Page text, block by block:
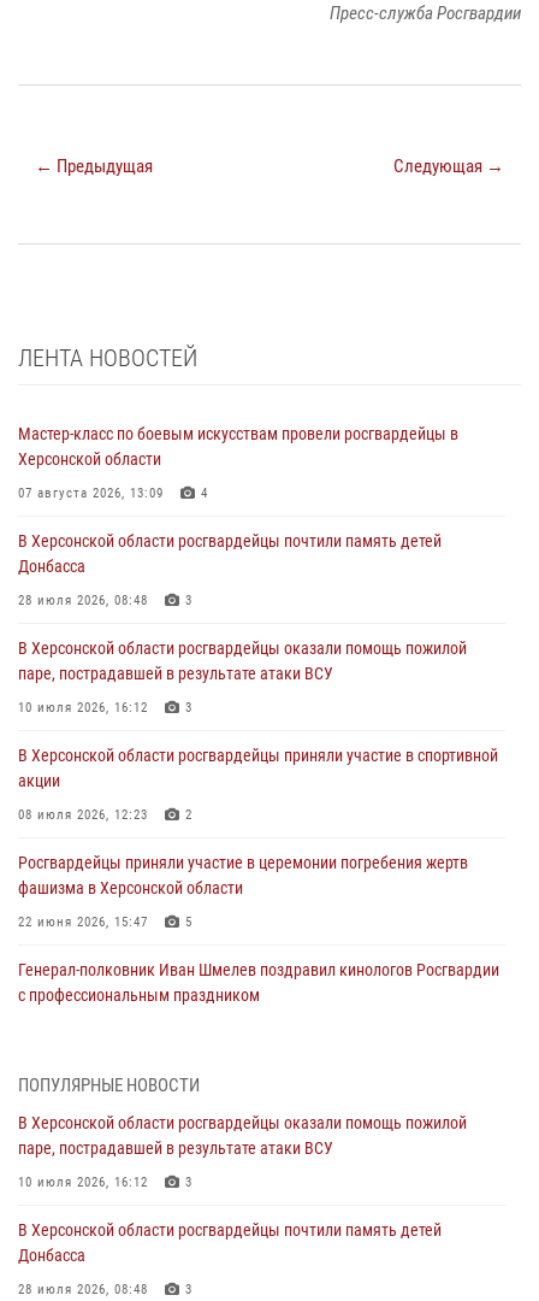
Пресс-служба Росгвардии
← Предыдущая Следующая →
ЛЕНТА НОВОСТЕЙ
Мастер-класс по боевым искусствам провели росгвардейцы в
Херсонской области
07 августа 2026, 13:09 4
В Херсонской области росгвардейцы почтили память детей
Донбасса
28 июля 2026, 08:48 3
В Херсонской области росгвардейцы оказали помощь пожилой
паре, пострадавшей в результате атаки ВСУ
10 июля 2026, 16:12 3
В Херсонской области росгвардейцы приняли участие в спортивной
акции
08 июля 2026, 12:23 2
Росгвардейцы приняли участие в церемонии погребения жертв
фашизма в Херсонской области
22 июня 2026, 15:47 5
Генерал-полковник Иван Шмелев поздравил кинологов Росгвардии
с профессиональным праздником
Директор Росгвардии Герой России генерал армии Виктор Золотов
Днём медицинского работника
20 июня 2026, 21:01
место на международных соревнованиях
18 июня 2026, 11:46
ПОПУЛЯРНЫЕ НОВОСТИ
В Херсонской области росгвардейцы оказали помощь пожилой
паре, пострадавшей в результате атаки ВСУ
10 июля 2026, 16:12 3
В Херсонской области росгвардейцы почтили память детей
Донбасса
28 июля 2026, 08:48 3